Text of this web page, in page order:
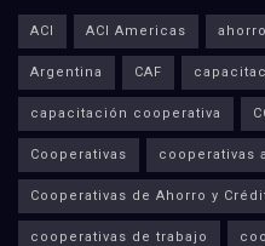
ACI ACI Americas
Argentina CAF
capacitación cooperativa
Cooperativas cooperativas
Cooperativas de Ahorro y
cooperativas de trabajo